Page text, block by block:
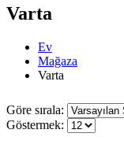
Varta
Ev
Mağaza
Varta
Göre sırala:
Göstermek: